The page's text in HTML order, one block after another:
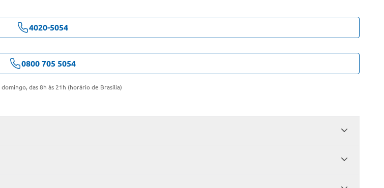
4020-5054
0800 705 5054
domingo, das 8h às 21h (horário de Brasília)